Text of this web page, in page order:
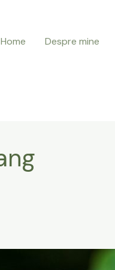
Home Despre mine